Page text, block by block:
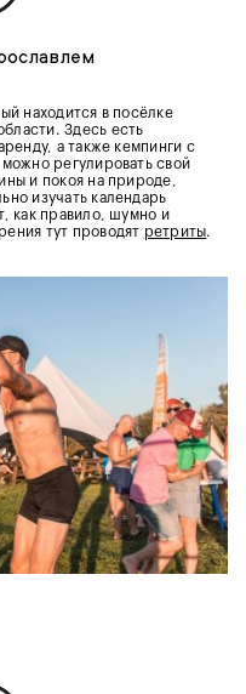
находится в посёлке
Здесь есть
а также кемпинги с
регулировать свой
и покоя на природе,
изучать календарь
как правило, шумно и
тут проводят ретриты.